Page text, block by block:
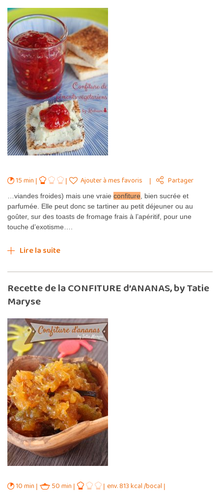
15 min Ajouter à mes favoris Partager
…viandes froides) mais une vraie confiture , bien sucrée et
parfumée. Elle peut donc se tartiner au petit déjeuner ou au
goûter, sur des toasts de fromage frais à l’apéritif, pour une
touche d’exotisme….
Lire la suite
Recette de la CONFITURE d’ANANAS, by Tatie
Maryse
10 min 50 min
env. 813 kcal /bocal